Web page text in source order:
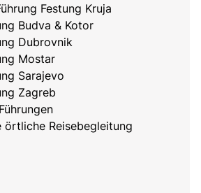
Festung Kruja
Budva & Kotor
Dubrovnik
Mostar
Sarajevo
Zagreb
örtliche Reisebegleitung